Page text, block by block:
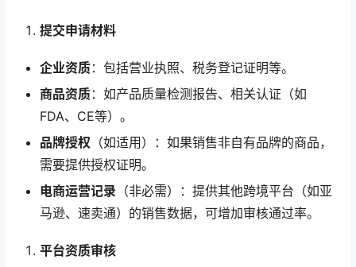
提交申请材料
企业资质：包括营业执照、税务登记证明等。
商品资质：如产品质量检测报告、相关认证（如
FDA、CE等）。
品牌授权 （如适用）：如果销售非自有品牌的商品，
需要提供授权证明。
电商运营记录 （非必需）：提供其他跨境平台（如亚
马逊、速卖通）的销售数据，可增加审核通过率。
平台资质审核